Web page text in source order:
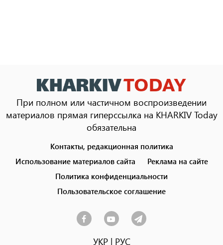
При полном или частичном воспроизведении
материалов прямая гиперссылка на KHARKIV Today
обязательна
menu
Контакты, редакционная политика
Использование материалов сайта
Реклама на сайте
Политика конфиденциальности
Пользовательское соглашение
УКР| РУС